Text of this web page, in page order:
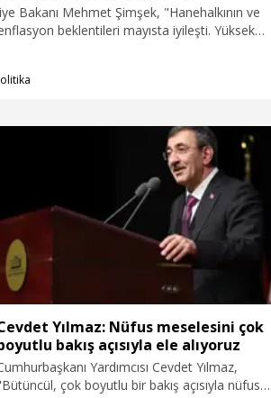
beklentileri mayısta iyileşti. Yüksek
önceki aya göre sırasıyla 2,1 puan ve 0,6
Yılmaz: Nüfus meselesini çok
bakış açısıyla ele alıyoruz
Yardımcısı Cevdet Yılmaz,
çok boyutlu bir bakış açısıyla nüfus